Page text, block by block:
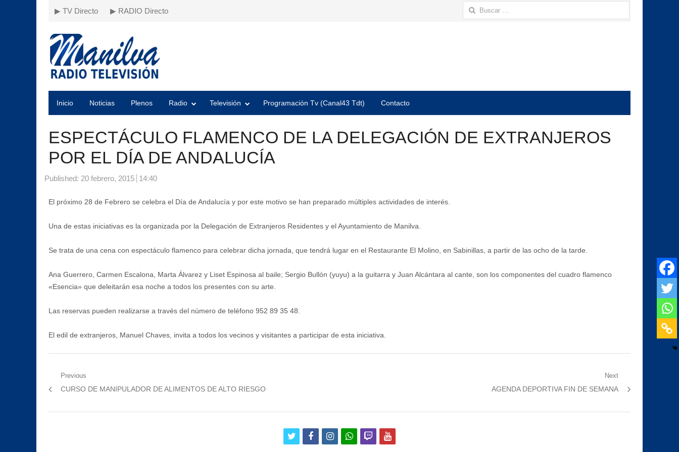
▶ TV Directo ▶ RADIO Directo Buscar:
Inicio Noticias Plenos Radio Televisión Programación Tv (Canal43 Tdt) Contacto
ESPECTÁCULO FLAMENCO DE LA DELEGACIÓN DE EXTRANJEROS
POR EL DÍA DE ANDALUCÍA
Published: 20 febrero, 2015 14:40
El próximo 28 de Febrero se celebra el Día de Andalucía y por este motivo se han preparado múltiples actividades de interés.
Una de estas iniciativas es la organizada por la Delegación de Extranjeros Residentes y el Ayuntamiento de Manilva.
Se trata de una cena con espectáculo flamenco para celebrar dicha jornada, que tendrá lugar en el Restaurante El Molino, en Sabinillas, a partir de las ocho de la tarde.
Ana Guerrero, Carmen Escalona, Marta Álvarez y Liset Espinosa al baile; Sergio Bullón (yuyu) a la guitarra y Juan Alcántara al cante, son los componentes del cuadro flamenco
«Esencia» que deleitarán esa noche a todos los presentes con su arte.
Las reservas pueden realizarse a través del número de teléfono 952 89 35 48.
El edil de extranjeros, Manuel Chaves, invita a todos los vecinos y visitantes a participar de esta iniciativa.
Navegación
de
entradas
Previous
Previous
CURSO DE MANIPULADOR DE ALIMENTOS DE ALTO RIESGO
Next
Next
AGENDA DEPORTIVA FIN DE SEMANA
twitterfacebookinstagramwhatsapp
twitchyoutube